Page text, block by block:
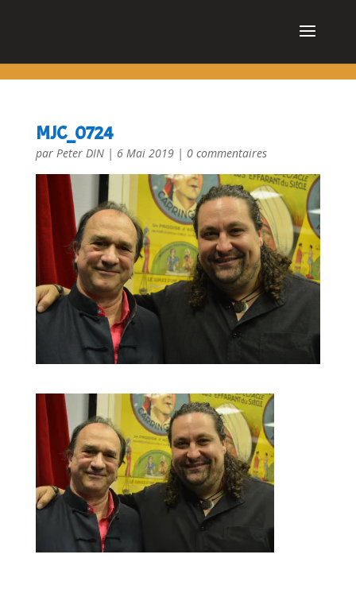
MJC_0724
par Peter DIN| 6 Mai 2019| 0 commentaires